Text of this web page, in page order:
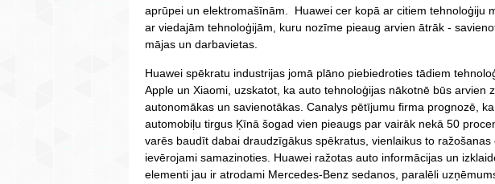
aprūpei un elektromašīnām. Huawei cer kopā ar citiem tehnoloģiju
ar viedajām tehnoloģijām, kuru nozīme pieaug arvien ātrāk -
mājas un darbavietas.
Huawei spēkratu industrijas jomā plāno piebiedroties tādiem
Apple un Xiaomi, uzskatot, ka auto tehnoloģijas nākotnē būs arvien
autonomākas un savienotākas. Canalys pētījumu firma prognozē,
automobiļu tirgus Ķīnā šogad vien pieaugs par vairāk nekā 50
varēs baudīt dabai draudzīgākus spēkratus, vienlaikus to ražošanas
ievērojami samazinoties. Huawei ražotas auto informācijas un
elementi jau ir atrodami Mercedes-Benz sedanos, paralēli